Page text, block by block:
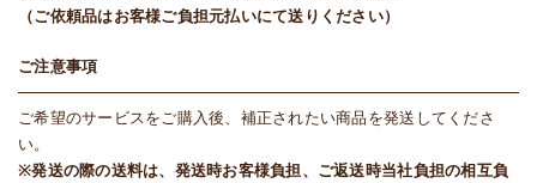
（ご依頼品はお客様ご負担元払いにて送りください）
ご注意事項
ご希望のサービスをご購入後、補正されたい商品を発送してくださ
い。
※発送の際の送料は、発送時お客様負担、ご返送時当社負担の相互負